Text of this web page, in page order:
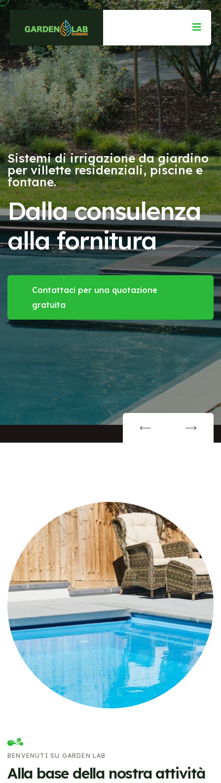
Raccolta delle piogge per uso
industriale
Soluzioni
riguardanti
l'acqua
Contattaci per una quotazione
BENVENUTI SU GARDEN LAB
Alla base della nostra attività